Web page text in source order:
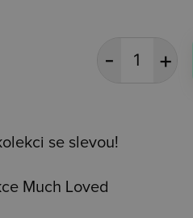
se slevou!
Much Loved